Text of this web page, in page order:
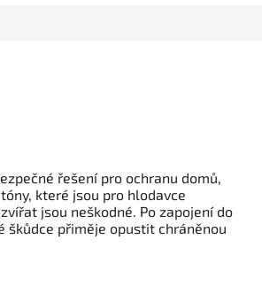
řešení pro ochranu domů,
které jsou pro hlodavce
jsou neškodné. Po zapojení do
škůdce přiměje opustit chráněnou